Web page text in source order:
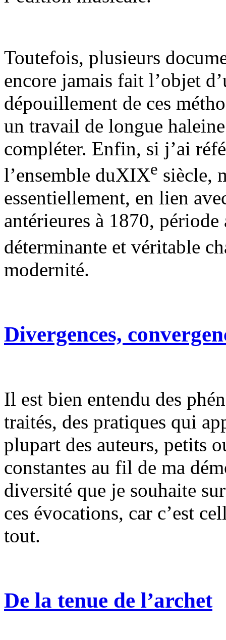
Toutefois, plusieurs
encore jamais fait l’objet
dépouillement de ces
un travail de longue
compléter. Enfin, si j’ai
l’ensemble duXIXe siècle,
essentiellement, en lien
antérieures à 1870,
déterminante et véritable
modernité.
Divergences,
Il est bien entendu des
traités, des pratiques qui
plupart des auteurs, petits
constantes au fil de ma
diversité que je souhaite
ces évocations, car c’est
tout.
De la tenue de l’archet